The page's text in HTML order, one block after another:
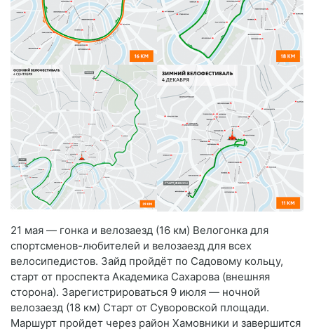
21 мая — гонка и велозаезд (16 км) Велогонка для
спортсменов-любителей и велозаезд для всех
велосипедистов. Зайд пройдёт по Садовому кольцу,
старт от проспекта Академика Сахарова (внешняя
сторона). Зарегистрироваться 9 июля — ночной
велозаезд (18 км) Старт от Суворовской площади.
Маршурт пройдет через район Хамовники и завершится